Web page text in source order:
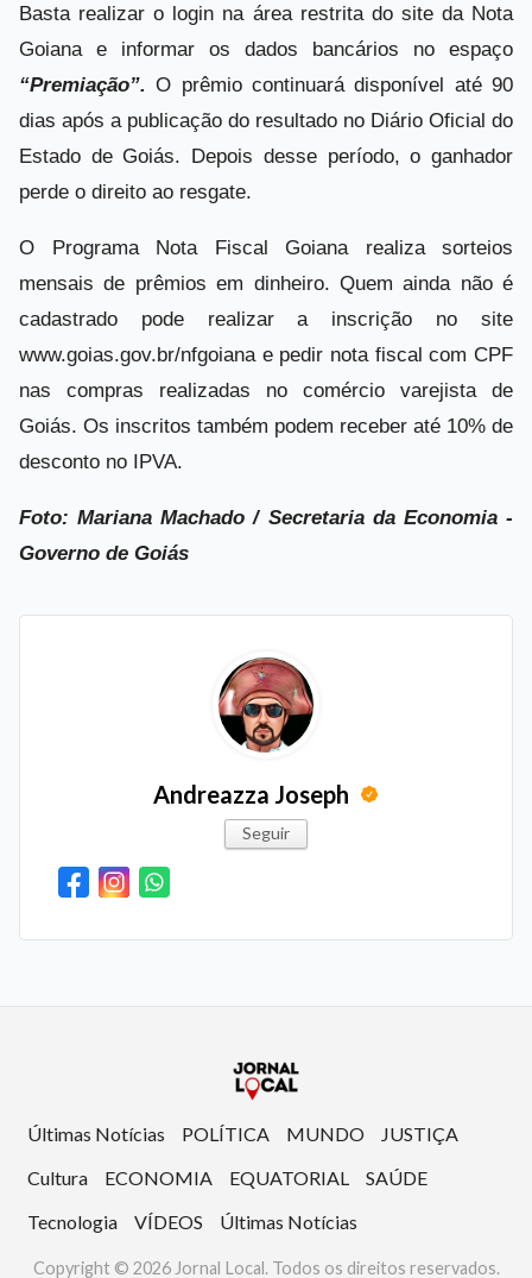
Basta realizar o login na área restrita do site da Nota
Goiana e informar os dados bancários no espaço
“Premiação”. O prêmio continuará disponível até 90
dias após a publicação do resultado no Diário Oficial do
Estado de Goiás. Depois desse período, o ganhador
perde o direito ao resgate.
O Programa Nota Fiscal Goiana realiza sorteios
mensais de prêmios em dinheiro. Quem ainda não é
cadastrado pode realizar a inscrição no site
www.goias.gov.br/nfgoiana e pedir nota fiscal com CPF
nas compras realizadas no comércio varejista de
Goiás. Os inscritos também podem receber até 10% de
desconto no IPVA.
Foto: Mariana Machado / Secretaria da Economia -
Governo de Goiás
Andreazza Joseph
Seguir
Últimas Notícias POLÍTICA MUNDO
JUSTIÇA
Cultura
ECONOMIA EQUATORIAL
SAÚDE
Tecnologia
VÍDEOS Últimas Notícias
Copyright © 2026 Jornal Local. Todos os direitos reservados.